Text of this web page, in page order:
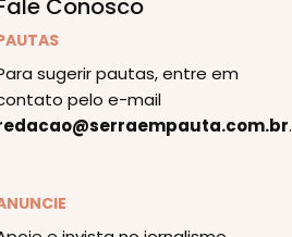
sugerir pautas, entre em
pelo e-mail
.